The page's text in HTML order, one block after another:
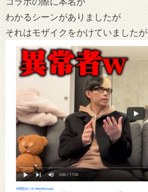
わかるシーンがありましたが
それはモザイクをかけていましたが